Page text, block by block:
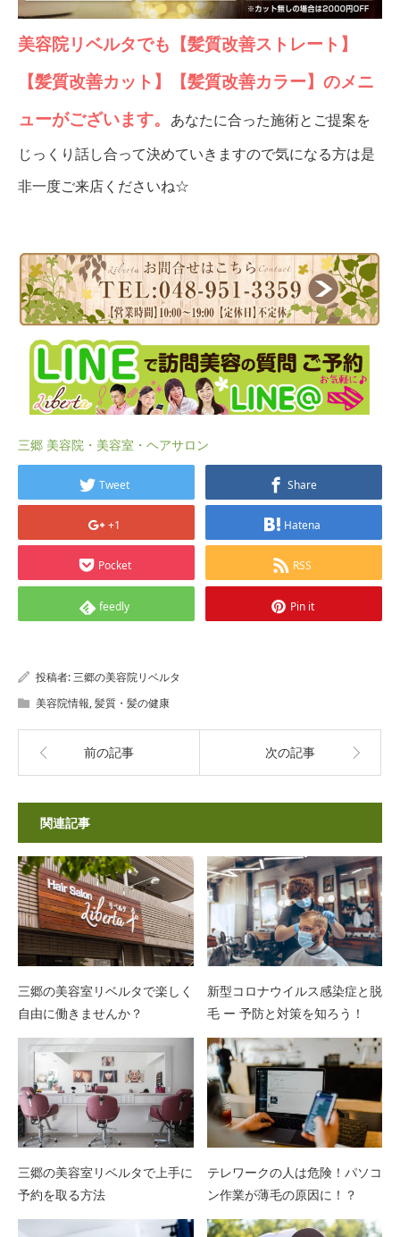
美容院リベルタでも【髪質改善ストレート】
【髪質改善カット】【髪質改善カラー】のメニ
ューがございます。 あなたに合った施術とご提案を
じっくり話し合って決めていきますので気になる方は是
非一度ご来店くださいね☆
三郷 美容院・美容室・ヘアサロン
Tweet Share
+1 Hatena
Pocket RSS
feedly Pin it
投稿者:三郷の美容院リベルタ
美容院情報,髪質・髪の健康
前の記事 次の記事
関連記事
三郷の美容室リベルタで楽しく
自由に働きませんか？
新型コロナウイルス感染症と脱
毛 ー 予防と対策を知ろう！
三郷の美容室リベルタで上手に
予約を取る方法
テレワークの人は危険！パソコ
ン作業が薄毛の原因に！？